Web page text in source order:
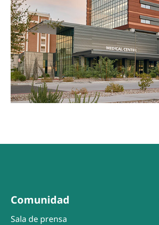
Comunidad
Sala de prensa